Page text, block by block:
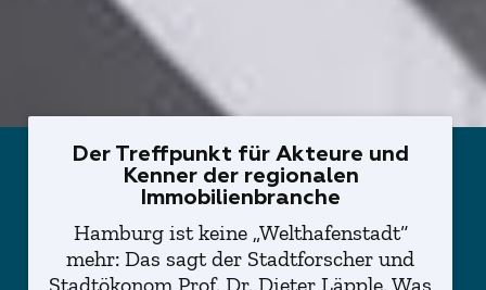
Der Treffpunkt für Akteure und
Kenner der regionalen
Immobilienbranche
Hamburg ist keine „Welthafenstadt“
mehr: Das sagt der Stadtforscher und
Stadtökonom Prof. Dr. Dieter Läpple. Was